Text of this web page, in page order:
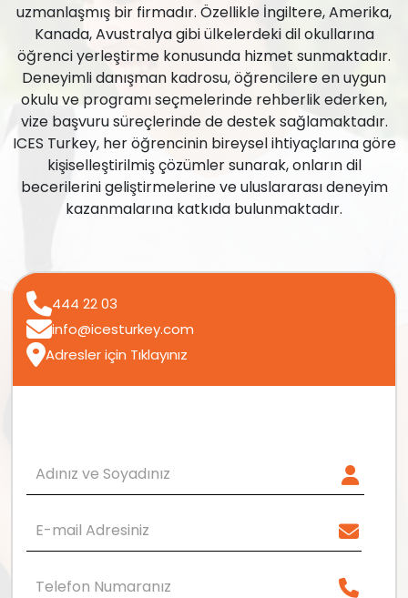
uzmanlaşmış bir firmadır. Özellikle İngiltere, Amerika,
Kanada, Avustralya gibi ülkelerdeki dil okullarına
öğrenci yerleştirme konusunda hizmet sunmaktadır.
Deneyimli danışman kadrosu, öğrencilere en uygun
okulu ve programı seçmelerinde rehberlik ederken,
vize başvuru süreçlerinde de destek sağlamaktadır.
ICES Turkey, her öğrencinin bireysel ihtiyaçlarına göre
kişiselleştirilmiş çözümler sunarak, onların dil
becerilerini geliştirmelerine ve uluslararası deneyim
kazanmalarına katkıda bulunmaktadır.
444 22 03
info@icesturkey.com
Adresler için Tıklayınız